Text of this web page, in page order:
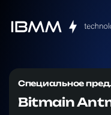
Специальное
Bitmain